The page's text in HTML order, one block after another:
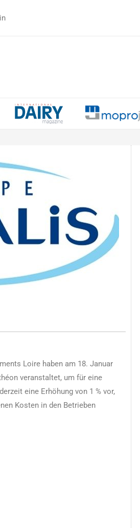
Loire haben am 18. Januar
veranstaltet, um für eine
eine Erhöhung von 1 % vor,
Kosten in den Betrieben